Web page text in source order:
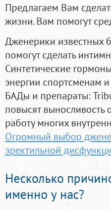
Предлагаем Вам
жизни. Вам помогут
Дженерики известных
помогут сделать
Синтетические
энергии спортсменам
БАДы и препараты:
повысят выносливость
работу многих
Огромный выбор
эректильной
Несколько
именно у нас?